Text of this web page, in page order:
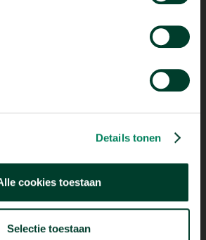
Details tonen
cookies toestaan
Selectie toestaan